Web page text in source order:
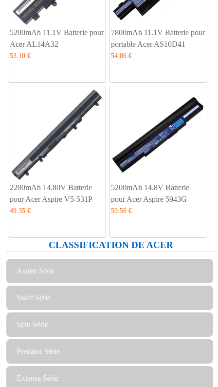
5200mAh 11.1V Batterie pour
Acer AL14A32
53.10 €
7800mAh 11.1V Batterie pour
portable Acer AS10D41
54.86 €
2200mAh 14.80V Batterie
pour Acer Aspire V5-531P
49.35 €
5200mAh 14.8V Batterie
pour Acer Aspire 5943G
59.56 €
CLASSIFICATION DE ACER
Aspire Série
Swift Série
Spin Série
Predator Série
Extensa Série